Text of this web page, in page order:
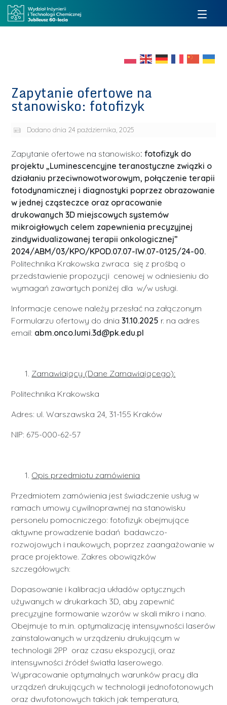
Zapytanie ofertowe na
stanowisko: fotofizyk
Dodano dnia 24 października, 2025
Zapytanie ofertowe na stanowisko: fotofizyk do
projektu „Luminescencyjne teranostyczne związki o
działaniu przeciwnowotworowym, połączenie terapii
fotodynamicznej i diagnostyki poprzez obrazowanie
w jednej cząsteczce oraz opracowanie
drukowanych 3D miejscowych systemów
mikroigłowych celem zapewnienia precyzyjnej
zindywidualizowanej terapii onkologicznej”
2024/ABM/03/KPO/KPOD.07.07-IW.07-0125/24-00.
Politechnika Krakowska zwraca się z prośbą o
przedstawienie propozycji cenowej w odniesieniu do
wymagań zawartych poniżej dla w/w usługi.
Informacje cenowe należy przesłać na załączonym
Formularzu ofertowy do dnia31.10.2025 r. na adres
email: abm.onco.lumi.3d@pk.edu.pl
Zamawiający (Dane Zamawiającego):
Politechnika Krakowska
Adres: ul. Warszawska 24, 31-155 Kraków
NIP: 675-000-62-57
Opis przedmiotu zamówienia
Przedmiotem zamówienia jest świadczenie usług w
ramach umowy cywilnoprawnej na stanowisku
personelu pomocniczego: fotofizyk obejmujące
aktywne prowadzenie badań badawczo-
rozwojowych i naukowych, poprzez zaangażowanie w
prace projektowe. Zakres obowiązków
szczegółowych:
Dopasowanie i kalibracja układów optycznych
używanych w drukarkach 3D, aby zapewnić
precyzyjne formowanie wzorów w skali mikro i nano.
Obejmuje to m.in. optymalizację intensywności laserów
zainstalowanych w urządzeniu drukującym w
technologii 2PP oraz czasu ekspozycji, oraz
intensywności źródeł światła laserowego.
Wypracowanie optymalnych warunków pracy dla
urządzeń drukujących w technologii jednofotonowych
oraz dwufotonowych takich jak temperatura,